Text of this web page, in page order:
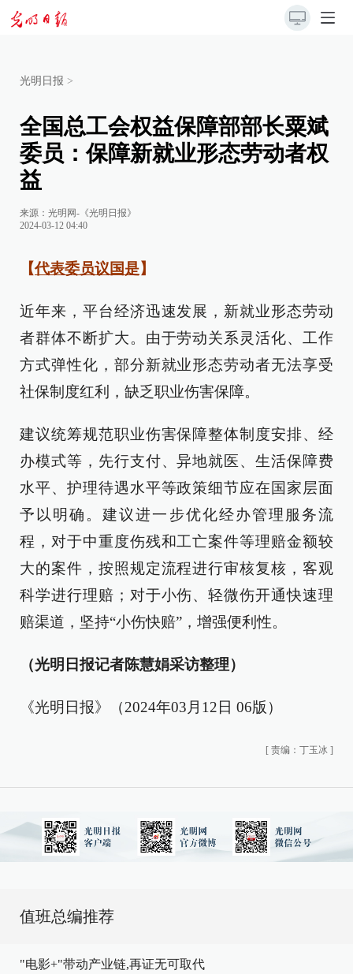
光明日报 >
全国总工会权益保障部部长粟斌
委员：保障新就业形态劳动者权
益
来源： 光明网-《光明日报》
2024-03-12 04:40
【代表委员议国是】
近年来，平台经济迅速发展，新就业形态劳动
者群体不断扩大。由于劳动关系灵活化、工作
方式弹性化，部分新就业形态劳动者无法享受
社保制度红利，缺乏职业伤害保障。
建议统筹规范职业伤害保障整体制度安排、经
办模式等，先行支付、异地就医、生活保障费
水平、护理待遇水平等政策细节应在国家层面
予以明确。建议进一步优化经办管理服务流
程，对于中重度伤残和工亡案件等理赔金额较
大的案件，按照规定流程进行审核复核，客观
科学进行理赔；对于小伤、轻微伤开通快速理
赔渠道，坚持“小伤快赔”，增强便利性。
（光明日报记者陈慧娟采访整理）
《光明日报》（2024年03月12日 06版）
[ 责编：丁玉冰 ]
值班总编推荐
"电影+"带动产业链,再证无可取代